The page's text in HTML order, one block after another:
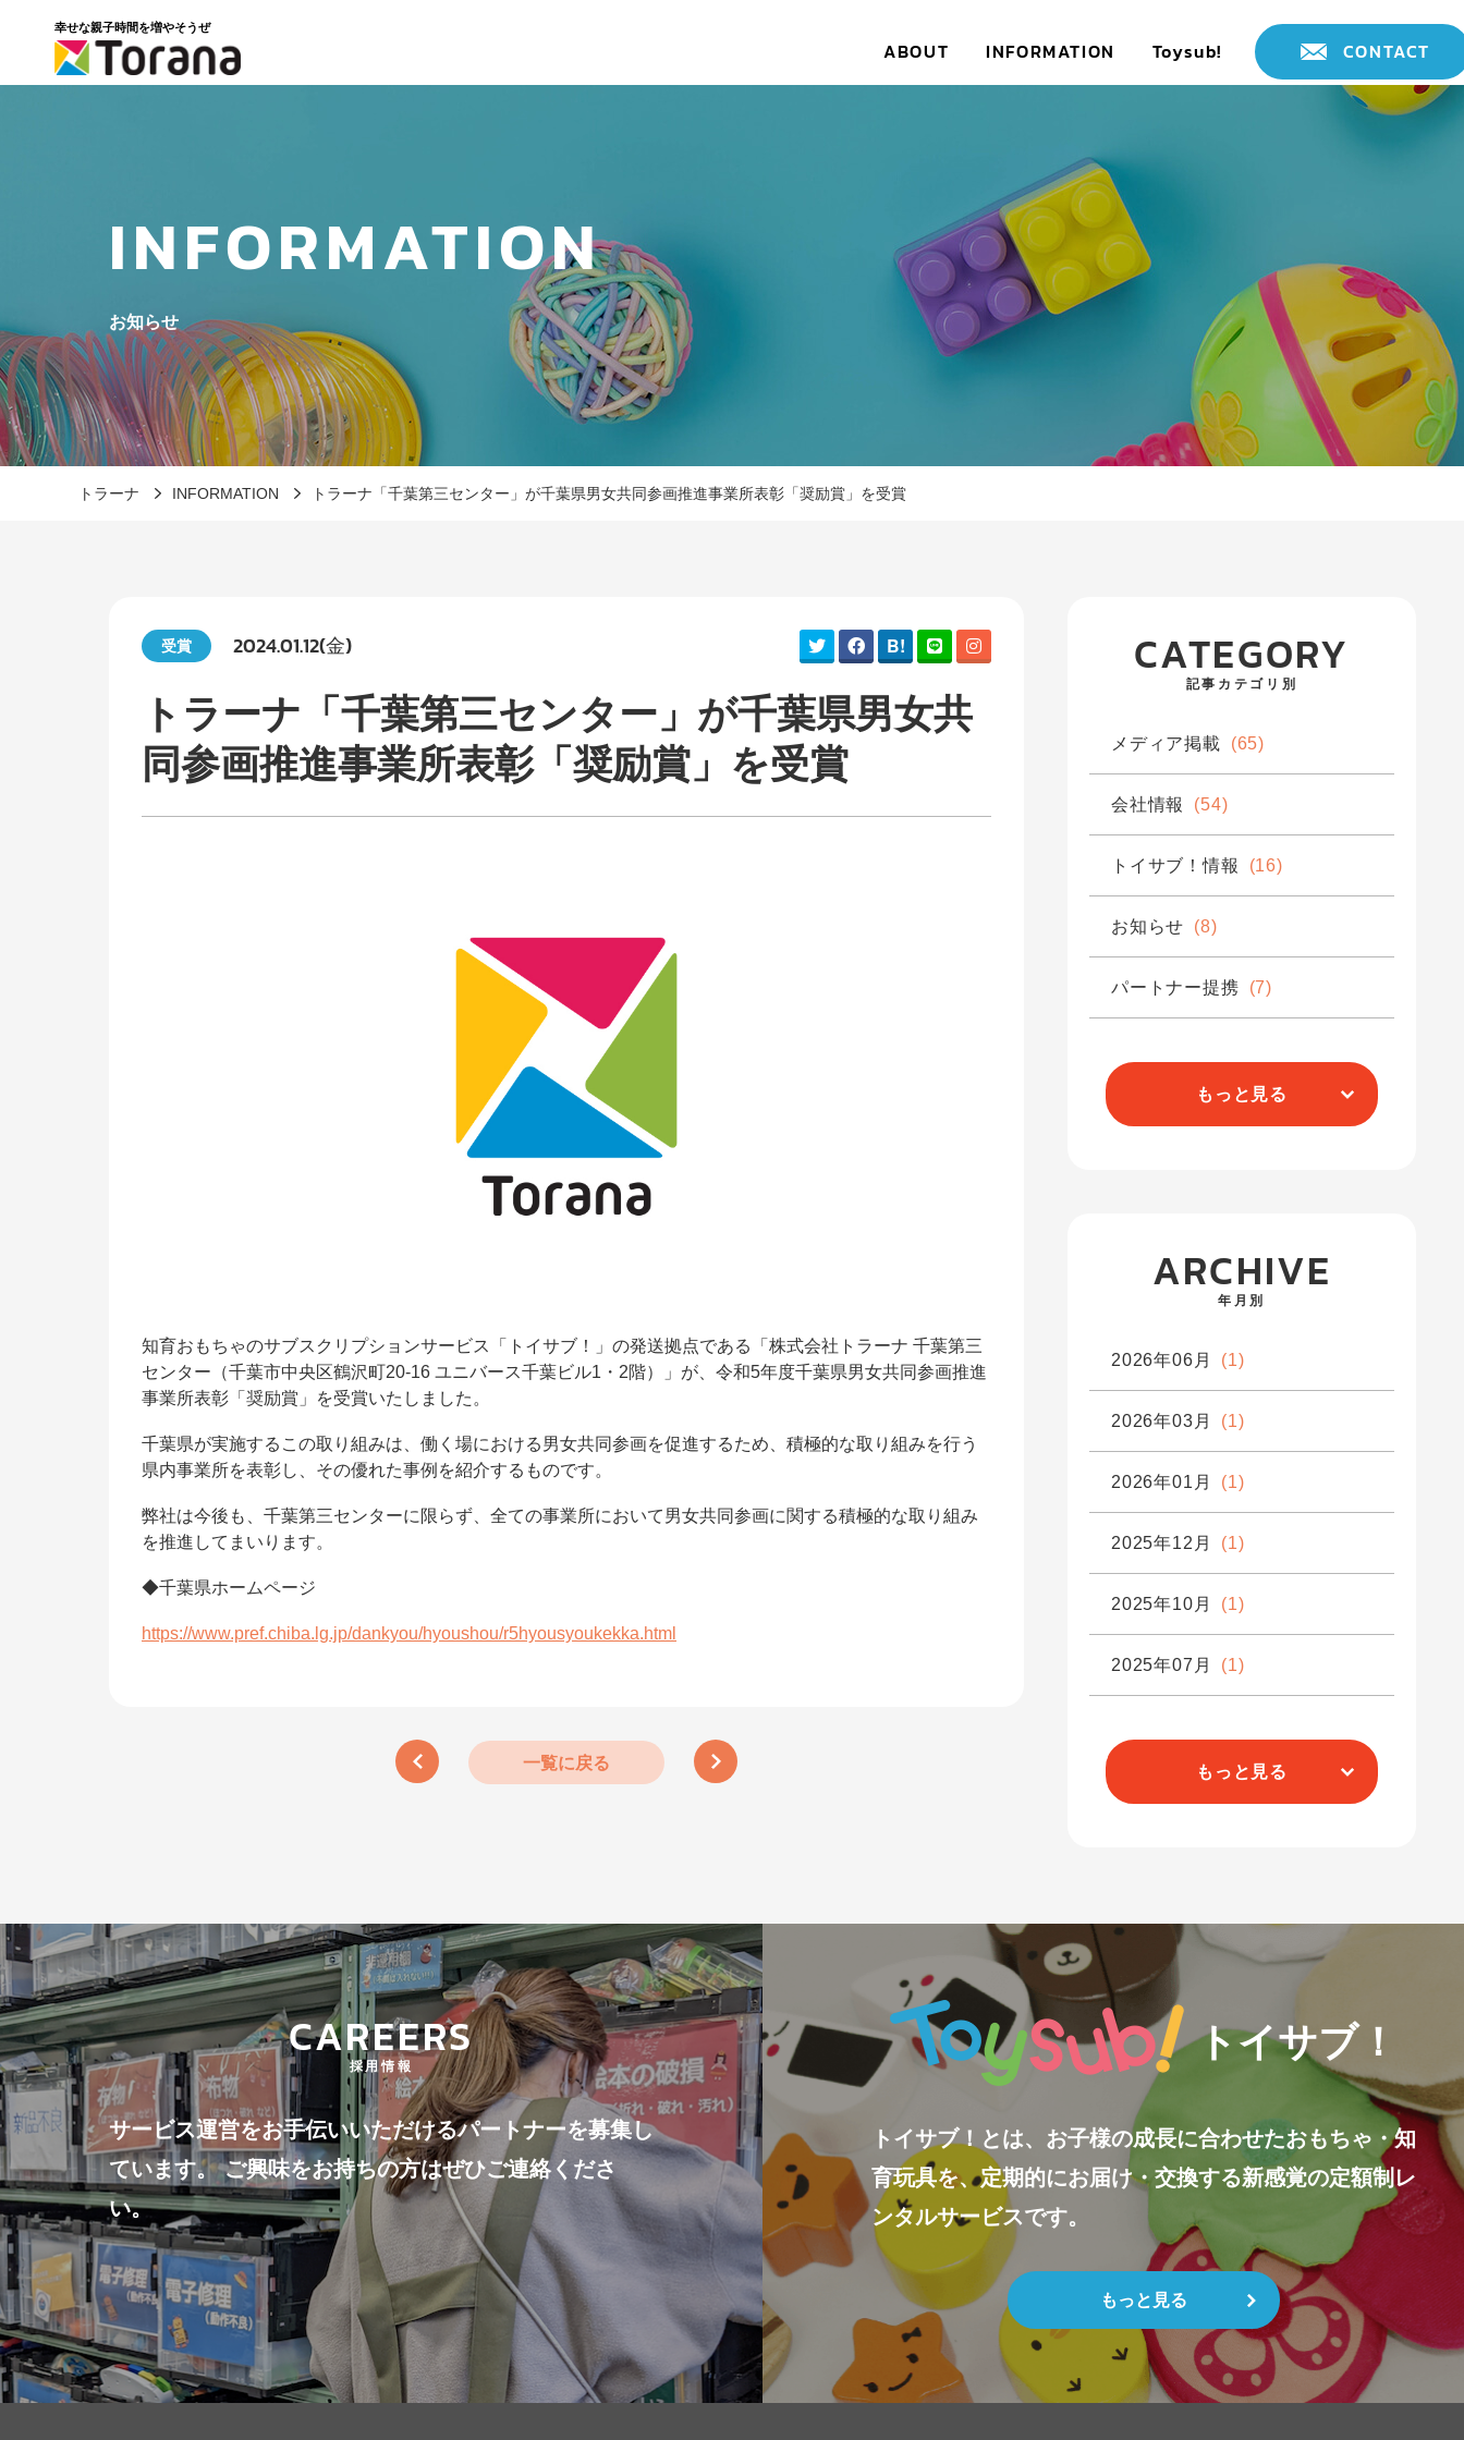
幸せな親子時間を増やそうぜ
ABOUT INFORMATION Toysub! CONTACT
INFORMATION
お知らせ
トラーナ INFORMATION トラーナ「千葉第三センター」が千葉県男女共同参画推進事業所表彰「奨励賞」を受賞
受賞 2024.01.12(金) B!
トラーナ「千葉第三センター」が千葉県男女共
同参画推進事業所表彰「奨励賞」を受賞
知育おもちゃのサブスクリプションサービス「トイサブ！」の発送拠点である「株式会社トラーナ 千葉第三
センター（千葉市中央区鶴沢町20-16 ユニバース千葉ビル1・2階）」が、令和5年度千葉県男女共同参画推進
事業所表彰「奨励賞」を受賞いたしました。
千葉県が実施するこの取り組みは、働く場における男女共同参画を促進するため、積極的な取り組みを行う
県内事業所を表彰し、その優れた事例を紹介するものです。
弊社は今後も、千葉第三センターに限らず、全ての事業所において男女共同参画に関する積極的な取り組み
を推進してまいります。
◆千葉県ホームページ
https://www.pref.chiba.lg.jp/dankyou/hyoushou/r5hyousyoukekka.html
一覧に戻る
CATEGORY
記事カテゴリ別
メディア掲載 (65)
会社情報 (54)
トイサブ！情報 (16)
お知らせ (8)
パートナー提携 (7)
もっと見る
ARCHIVE
年月別
2026年06月 (1)
2026年03月 (1)
2026年01月 (1)
2025年12月 (1)
2025年10月 (1)
2025年07月 (1)
もっと見る
CAREERS
採用情報
サービス運営をお手伝いいただけるパートナーを募集し
ています。 ご興味をお持ちの方はぜひご連絡くださ
い。
トイサブ！
トイサブ！とは、お子様の成長に合わせたおもちゃ・知
育玩具を、定期的にお届け・交換する新感覚の定額制レ
ンタルサービスです。
もっと見る